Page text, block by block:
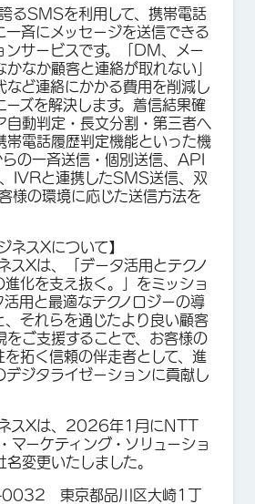
るSMSを利用して、携帯電話
一斉にメッセージを送信できる
ンサービスです。「DM、メー
かなか顧客と連絡が取れない」
など連絡にかかる費用を削減し
ーズを解決します。着信結果確
自動判定・長文分割・第三者へ
帯電話履歴判定機能といった機
の一斉送信・個別送信、API
IVRと連携したSMS送信、双
様の環境に応じた送信方法を
ネスXについて】
スXは、「データ活用とテクノ
進化を支え抜く。」をミッショ
活用と最適なテクノロジーの導
、それらを通じたより良い顧客
をご支援することで、お客様の
を拓く信頼の伴走者として、進
デジタライゼーションに貢献し
スXは、2026年1月にNTT
マーケティング・ソリューショ
変更いたしました。
東京都品川区大崎1丁